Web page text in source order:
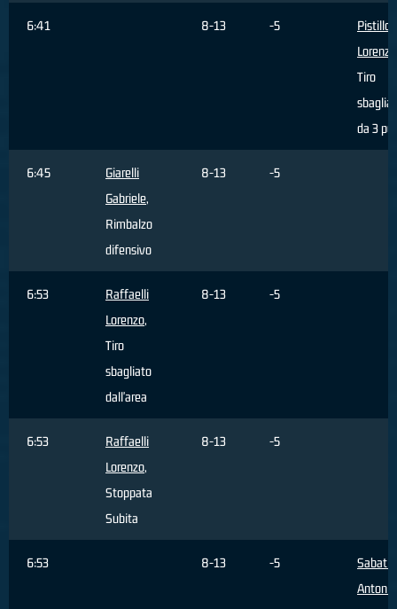
6:41 8-13 -5
Pistillo
Lorenzo
Tiro
da 3
6:45
Giarelli
Gabriele,
Rimbalzo
difensivo
8-13 -5
6:53
Raffaelli
Lorenzo,
Tiro
sbagliato
dall'area
8-13 -5
6:53
Raffaelli
Lorenzo,
Stoppata
Subita
8-13 -5
6:53 8-13 -5